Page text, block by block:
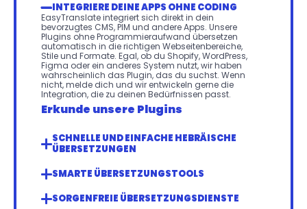
INTEGRIERE DEINE APPS OHNE CODING
EasyTranslate integriert sich direkt in dein
bevorzugtes CMS, PIM und andere Apps. Unsere
Plugins ohne Programmieraufwand übersetzen
automatisch in die richtigen Webseitenbereiche,
Stile und Formate. Egal, ob du Shopify, WordPress,
Figma oder ein anderes System nutzt, wir haben
wahrscheinlich das Plugin, das du suchst. Wenn
nicht, melde dich und wir entwickeln gerne die
Integration, die zu deinen Bedürfnissen passt.
Erkunde unsere Plugins
SCHNELLE UND EINFACHE HEBRÄISCHE
ÜBERSETZUNGEN
SMARTE ÜBERSETZUNGSTOOLS
SORGENFREIE ÜBERSETZUNGSDIENSTE